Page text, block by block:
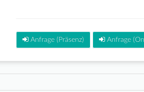
Anfrage (Präsenz) Anfrage